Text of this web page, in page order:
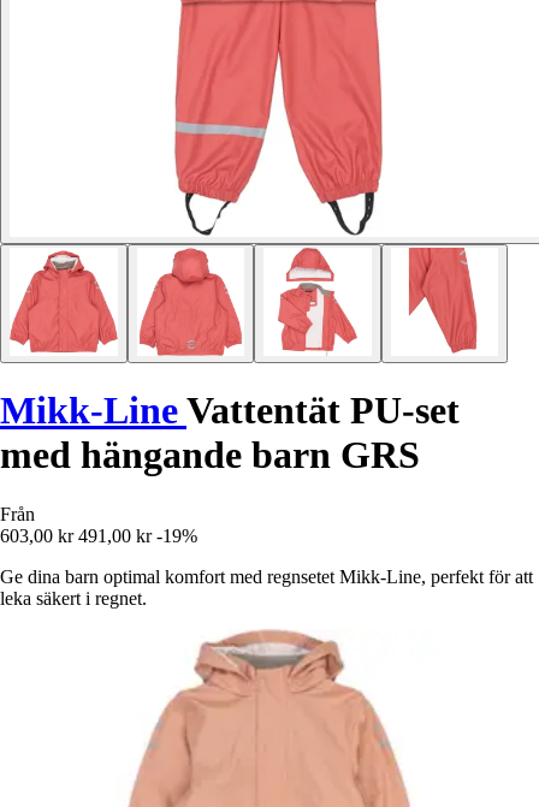
Mikk-LineVattentät PU-set
med hängande barn GRS
Från
603,00 kr 491,00 kr -19%
Ge dina barn optimal komfort med regnsetet Mikk-Line, perfekt för att
leka säkert i regnet.